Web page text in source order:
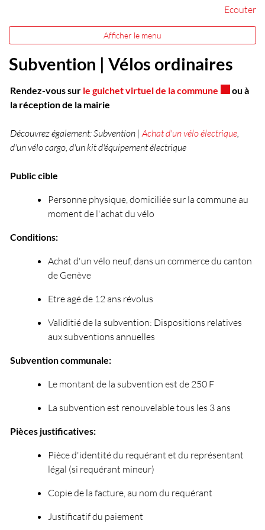
Ecouter
Afficher le menu
Subvention | Vélos ordinaires
Rendez-vous sur le guichet virtuel de la commune Ce lien
ou à
la réception de la mairie
Découvrez également: Subvention | Achat d'un vélo électrique
d'un vélo cargo, d'un kit d'équipement électrique
Public cible
Personne physique, domiciliée sur la commune au
moment de l'achat du vélo
Conditions:
Achat d'un vélo neuf, dans un commerce du canton
de Genève
Etre agé de 12 ans révolus
Validitié de la subvention: Dispositions relatives
aux subventions annuelles
Subvention communale:
Le montant de la subvention est de 250 F
La subvention est renouvelable tous les 3 ans
Pièces justificatives:
Pièce d'identité du requérant et du représentant
légal (si requérant mineur)
Copie de la facture, au nom du requérant
Justificatif du paiement